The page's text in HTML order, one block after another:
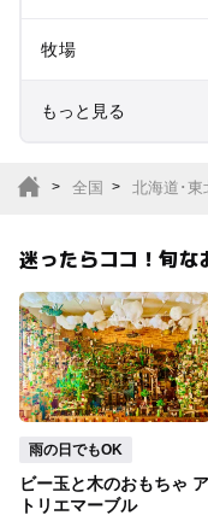
牧場
もっと見る
サファリパーク
キャンプ場
釣り
いちご狩り
全国 北海道･東
迷ったらココ！旬な
雨の日でもOK
ビー玉と木のおもちゃ ア
トリエマーブル